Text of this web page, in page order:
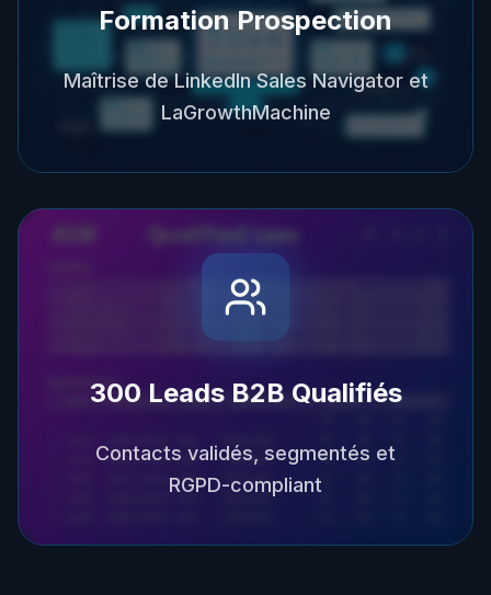
Formation Prospection
Maîtrise de LinkedIn Sales Navigator et
LaGrowthMachine
300 Leads B2B Qualifiés
Contacts validés, segmentés et
RGPD-compliant